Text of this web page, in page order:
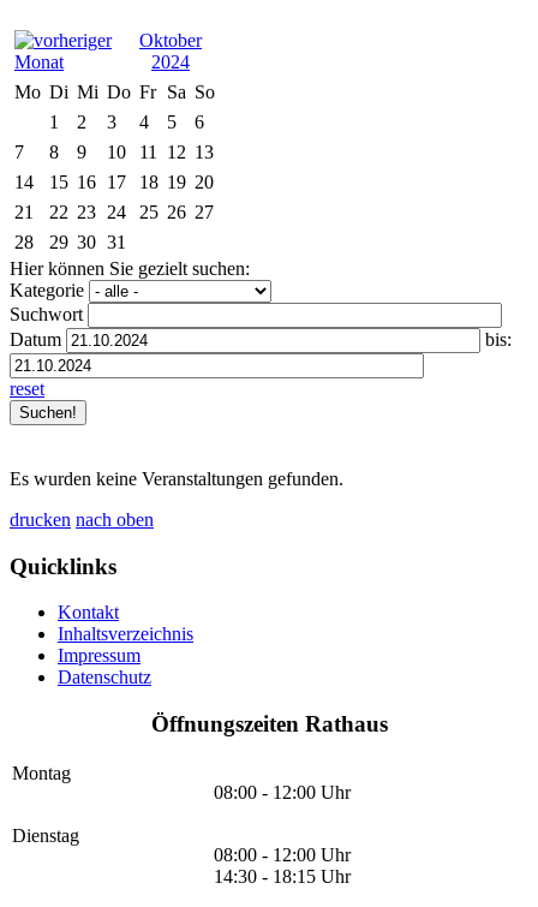
Oktober
2024
Mo Di Mi Do Fr Sa So
1
2 3 4 5
6
7
8 9 10 11 12 13
14
15 16 17 18 19 20
21
22 23 24 25 26 27
28
29 30 31
Hier können Sie gezielt suchen:
Kategorie
Suchwort
Datum
bis:
reset
Es wurden keine Veranstaltungen gefunden.
drucken nach oben
Quicklinks
Kontakt
Inhaltsverzeichnis
Impressum
Datenschutz
Öffnungszeiten Rathaus
Montag
08:00 - 12:00 Uhr
Dienstag
08:00 - 12:00 Uhr
14:30 - 18:15 Uhr